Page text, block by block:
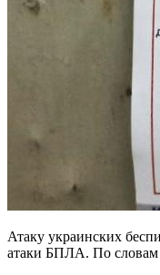
Атаку украинских
атаки БПЛА. По словам